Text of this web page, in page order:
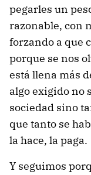
pegarles un
razonable, con
forzando a que
porque se nos
está llena más
algo exigido no
sociedad sino
que tanto se
la hace, la paga.
Y seguimos